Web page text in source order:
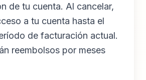
de tu cuenta. Al cancelar,
a tu cuenta hasta el
de facturación actual.
reembolsos por meses